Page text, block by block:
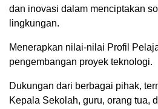
dan inovasi dalam menciptakan
lingkungan.
Menerapkan nilai-nilai Profil
pengembangan proyek teknologi.
Dukungan dari berbagai pihak,
Kepala Sekolah, guru, orang tua,